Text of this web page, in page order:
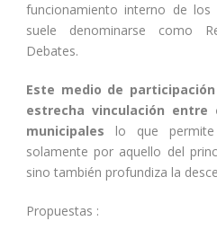
funcionamiento interno de los
suele denominarse como
Debates.
Este medio de
estrecha vinculación entre
municipales lo que
solamente por aquello del
sino también profundiza la
Propuestas :